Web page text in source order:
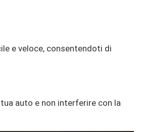
e veloce, consentendoti di
auto e non interferire con la